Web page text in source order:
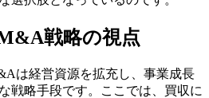
戦略の視点
は経営資源を拡充し、事業成長
戦略手段です。ここでは、買収に